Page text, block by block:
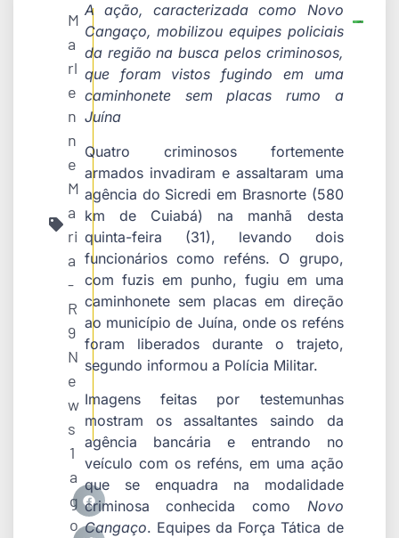
M
a
rl
e
n
n
e
M
a
ri
a
-
R
9
N
e
w
s
1
a
g
o
A ação, caracterizada como Novo
Cangaço, mobilizou equipes policiais
da região na busca pelos criminosos,
que foram vistos fugindo em uma
caminhonete sem placas rumo a
Juína
Quatro criminosos fortemente
armados invadiram e assaltaram uma
agência do Sicredi em Brasnorte (580
km de Cuiabá) na manhã desta
quinta-feira (31), levando dois
funcionários como reféns. O grupo,
com fuzis em punho, fugiu em uma
caminhonete sem placas em direção
ao município de Juína, onde os reféns
foram liberados durante o trajeto,
segundo informou a Polícia Militar.
Imagens feitas por testemunhas
mostram os assaltantes saindo da
agência bancária e entrando no
veículo com os reféns, em uma ação
que se enquadra na modalidade
criminosa conhecida como Novo
Cangaço. Equipes da Força Tática de